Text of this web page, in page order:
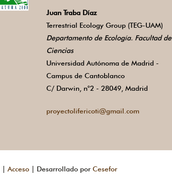
Juan Traba Díaz
Terrestrial Ecology Group (TEG-UAM)
Departamento de Ecología. Facultad de
Ciencias
Universidad Autónoma de Madrid -
Campus de Cantoblanco
C/ Darwin, n°2 - 28049, Madrid
proyectolifericoti@gmail.com
| Acceso | Desarrollado porCesefor